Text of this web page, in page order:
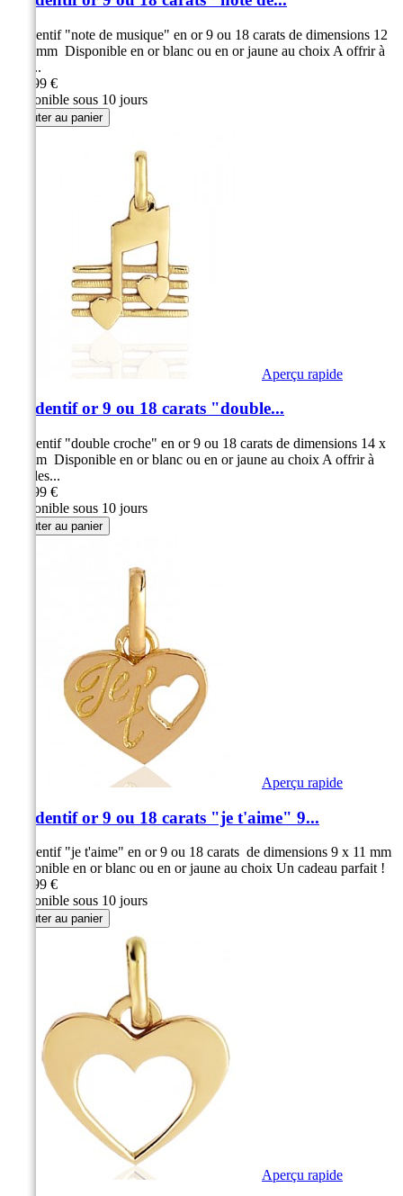
Pendentif "note de musique" en or 9 ou 18 carats de dimensions 12
x 12 mm Disponible en or blanc ou en or jaune au choix A offrir à
tous...
149,99 €
Disponible sous 10 jours
Ajouter au panier
Aperçu rapide
Pendentif or 9 ou 18 carats "double...
Pendentif "double croche" en or 9 ou 18 carats de dimensions 14 x
10 mm Disponible en or blanc ou en or jaune au choix A offrir à
tous les...
149,99 €
Disponible sous 10 jours
Ajouter au panier
Aperçu rapide
Pendentif or 9 ou 18 carats "je t'aime" 9...
Pendentif "je t'aime" en or 9 ou 18 carats de dimensions 9 x 11 mm
Disponible en or blanc ou en or jaune au choix Un cadeau parfait !
149,99 €
Disponible sous 10 jours
Ajouter au panier
Aperçu rapide